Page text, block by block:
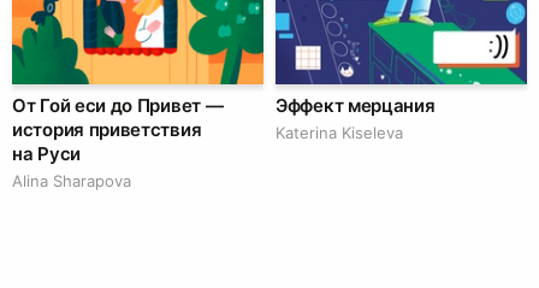
От Гой еси до Привет —
история приветствия
на Руси
Alina Sharapova
Эффект мерцания
Katerina Kiseleva